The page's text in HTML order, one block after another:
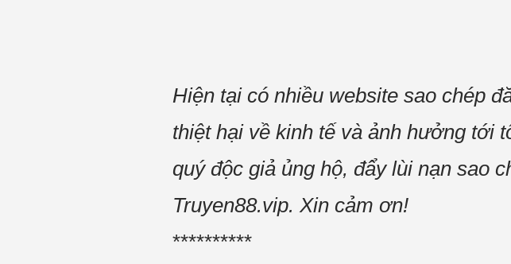
Hiện tại có nhiều website sao chép
thiệt hại về kinh tế và ảnh hưởng tới
quý độc giả ủng hộ, đẩy lùi nạn sao
Truyen88.vip. Xin cảm ơn!
**********